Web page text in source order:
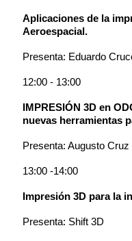
Aplicaciones de la
Aeroespacial.
Presenta: Eduardo
12:00 - 13:00
IMPRESIÓN 3D en
nuevas herramientas
Presenta: Augusto
13:00 -14:00
Impresión 3D para la
Presenta: Shift 3D